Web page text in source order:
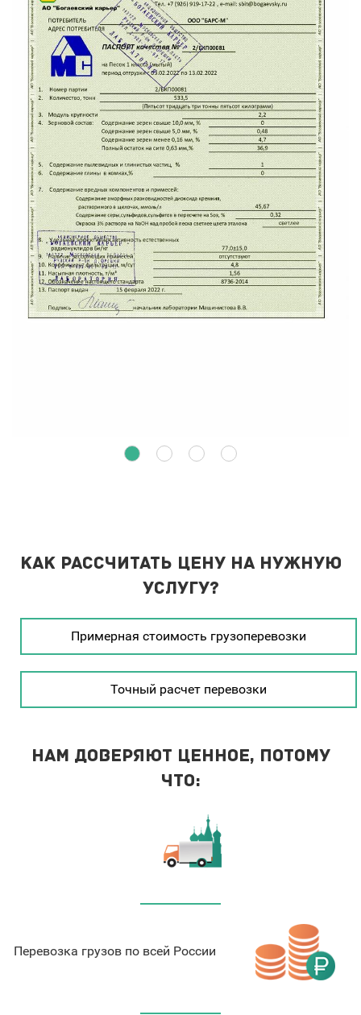
Как рассчитать цену на нужную
услугу?
Примерная стоимость грузоперевозки
Точный расчет перевозки
Нам доверяют ценное, потому
что:
Перевозка грузов по всей России